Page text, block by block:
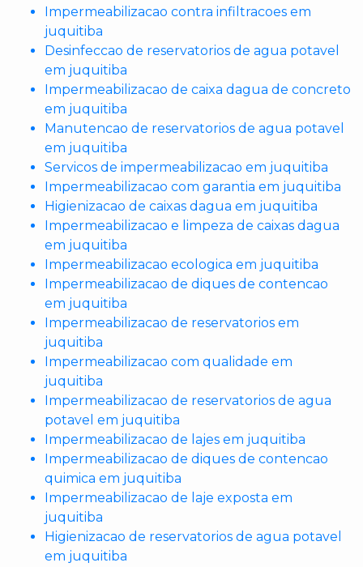
Impermeabilizacao contra infiltracoes em
juquitiba
Desinfeccao de reservatorios de agua potavel
em juquitiba
Impermeabilizacao de caixa dagua de concreto
em juquitiba
Manutencao de reservatorios de agua potavel
em juquitiba
Servicos de impermeabilizacao em juquitiba
Impermeabilizacao com garantia em juquitiba
Higienizacao de caixas dagua em juquitiba
Impermeabilizacao e limpeza de caixas dagua
em juquitiba
Impermeabilizacao ecologica em juquitiba
Impermeabilizacao de diques de contencao
em juquitiba
Impermeabilizacao de reservatorios em
juquitiba
Impermeabilizacao com qualidade em
juquitiba
Impermeabilizacao de reservatorios de agua
potavel em juquitiba
Impermeabilizacao de lajes em juquitiba
Impermeabilizacao de diques de contencao
quimica em juquitiba
Impermeabilizacao de laje exposta em
juquitiba
Higienizacao de reservatorios de agua potavel
em juquitiba